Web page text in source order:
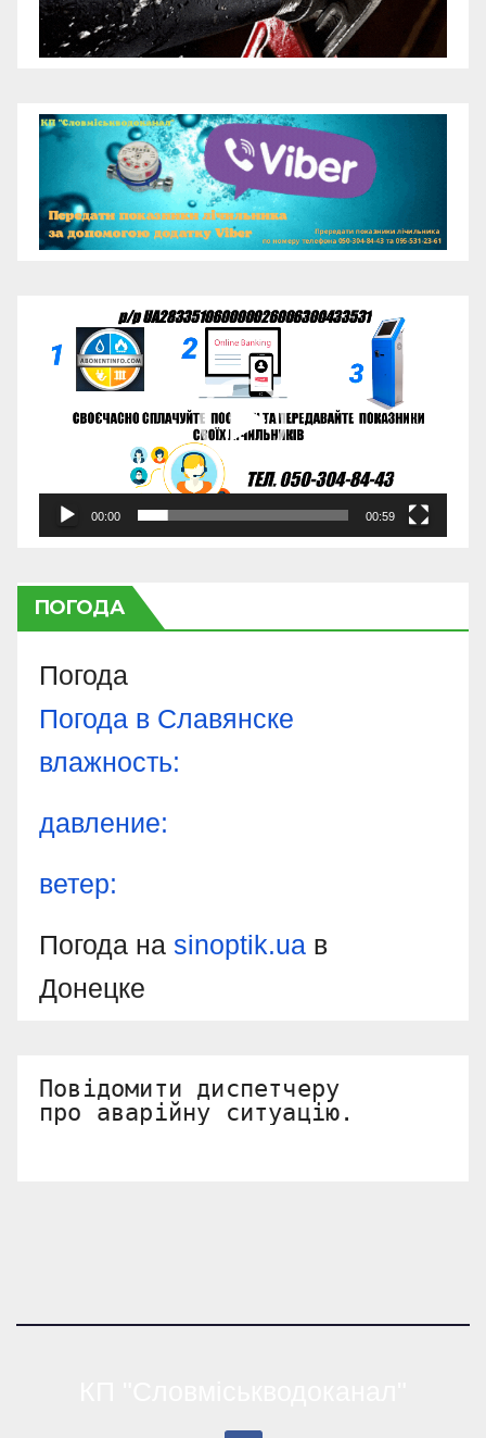
Відеопрогравач
00:00 00:59
ПОГОДА
Погода
Погода в Славянске
влажность:
давление:
ветер:
Погода на sinoptik.ua в
Донецке
Повідомити диспетчеру
про аварійну ситуацію.